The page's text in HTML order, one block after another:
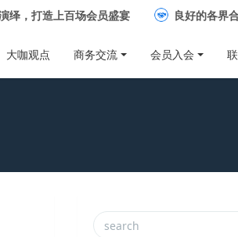
绎，打造上百场会员盛宴 良好的各界
大咖观点 商务交流 会员入会